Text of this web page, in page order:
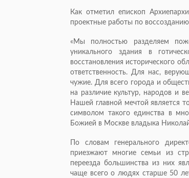
Как отметил епископ
проектные работы по
«Мы полностью разделяем
уникального здания в
восстановления исторического
ответственность. Для нас,
чужие. Для всего города и
на различие культур, народов
Нашей главной мечтой является
символом такого единства в
Божией в Москве владыка
По словам генерального
приезжают многие семьи из
переезда большинства из них
чаще всего о людях старше 50